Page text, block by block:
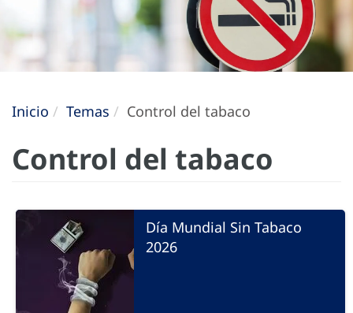
Inicio Temas Control del tabaco
Control del tabaco
Día Mundial Sin Tabaco
2026